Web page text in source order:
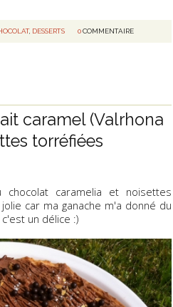
, DESSERTS 0COMMENTAIRE
caramel (Valrhona
torréfiées
caramelia et noisettes
car ma ganache m'a donné du
un délice :)